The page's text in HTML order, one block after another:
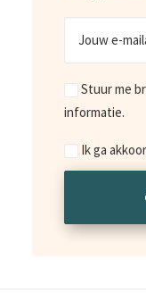
Marketing
Stuur me
informatie.
Consent
Ik ga